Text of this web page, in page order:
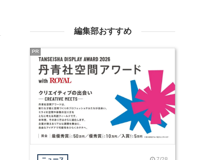
編集部おすすめ
PR